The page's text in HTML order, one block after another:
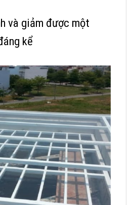
và giảm được một
kể